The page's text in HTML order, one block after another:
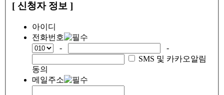
[ 신청자 정보 ]
아이디
전화번호
-
-
SMS 및 카카오알림
동의
메일주소